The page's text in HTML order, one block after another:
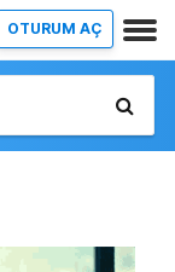
OTURUM AÇ